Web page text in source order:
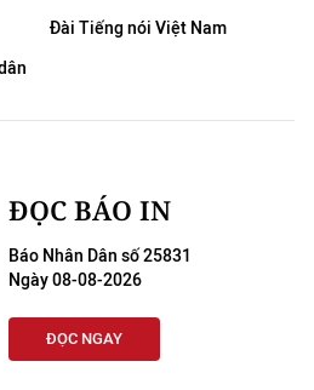
Đài Tiếng nói Việt Nam
ĐỌC BÁO IN
Báo Nhân Dân số 25831
Ngày 08-08-2026
ĐỌC NGAY